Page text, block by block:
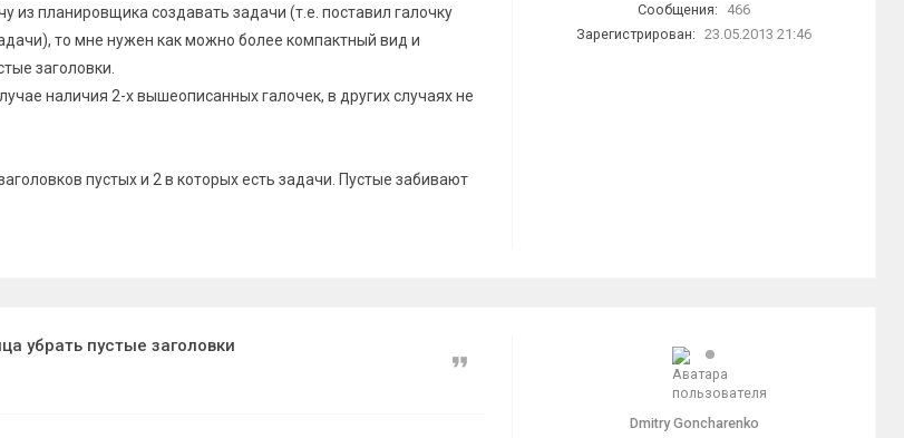
Сообщения:
466
Зарегистрирован: 23.05.2013 21:46
из планировщика создавать задачи (т.е. поставил галочку
то мне нужен как можно более компактный вид и
заголовки.
наличия 2-х вышеописанных галочек, в других случаях не
пустых и 2 в которых есть задачи. Пустые забивают
Dmitry Goncharenko
убрать пустые заголовки
Цитата